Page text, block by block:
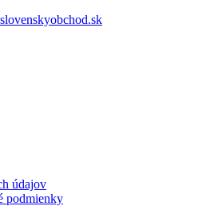
údajov
podmienky